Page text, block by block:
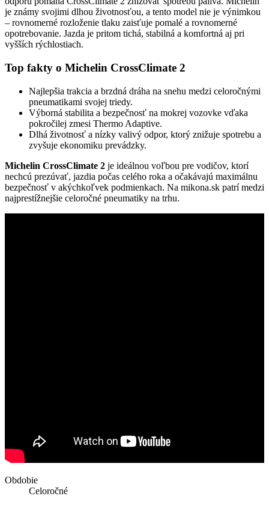
je známy svojimi dlhou životnosťou, a tento model nie je výnimkou
– rovnomerné rozloženie tlaku zaisťuje pomalé a rovnomerné
opotrebovanie. Jazda je pritom tichá, stabilná a komfortná aj pri
vyšších rýchlostiach.
Top fakty o Michelin CrossClimate 2
Najlepšia trakcia a brzdná dráha na snehu medzi celoročnými
pneumatikami svojej triedy.
Výborná stabilita a bezpečnosť na mokrej vozovke vďaka
pokročilej zmesi Thermo Adaptive.
Dlhá životnosť a nízky valivý odpor, ktorý znižuje spotrebu a
zvyšuje ekonomiku prevádzky.
Michelin CrossClimate 2 je ideálnou voľbou pre vodičov, ktorí
nechcú prezúvať, jazdia počas celého roka a očakávajú maximálnu
bezpečnosť v akýchkoľvek podmienkach. Na mikona.sk patrí medzi
najprestížnejšie celoročné pneumatiky na trhu.
Obdobie
Celoročné